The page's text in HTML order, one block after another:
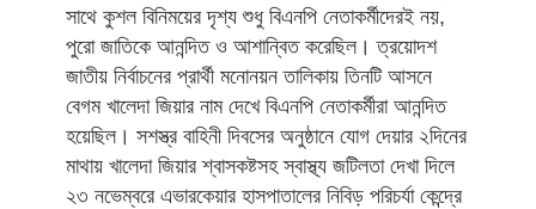
সাথে কুশল বিনিময়ের দৃশ্য শুধু বিএনপি নেতাকর্মীদেরই নয়,
পুরো জাতিকে আনন্দিত ও আশান্বিত করেছিল। ত্রয়োদশ
জাতীয় নির্বাচনের প্রার্থী মনোনয়ন তালিকায় তিনটি আসনে
বেগম খালেদা জিয়ার নাম দেখে বিএনপি নেতাকর্মীরা আনন্দিত
হয়েছিল। সশস্ত্র বাহিনী দিবসের অনুষ্ঠানে যোগ দেয়ার ২দিনের
মাথায় খালেদা জিয়ার শ্বাসকষ্টসহ স্বাস্থ্য জটিলতা দেখা দিলে
২৩ নভেম্বরে এভারকেয়ার হাসপাতালের নিবিড় পরিচর্যা কেন্দ্রে